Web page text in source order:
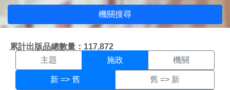
機關搜尋
累計出版品總數量：117,872
施政搜尋結果頁面
主題 施政 機關
新 => 舊 舊 => 新